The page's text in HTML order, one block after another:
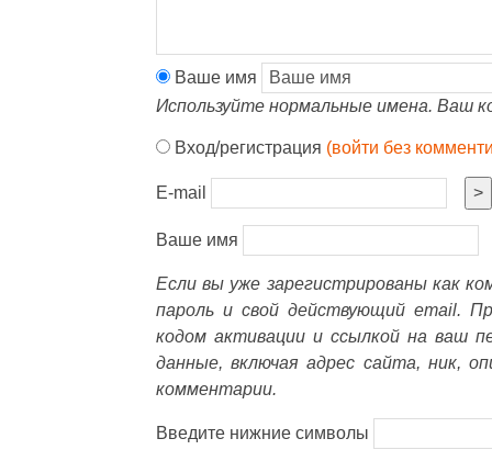
Ваше имя
Используйте нормальные имена. Ваш
Вход/регистрация (войти без
E-mail >
Ваше имя
Если вы уже зарегистрированы как
пароль и свой действующий email.
кодом активации и ссылкой на ваш
данные, включая адрес сайта, ник,
комментарии.
Введите нижние символы